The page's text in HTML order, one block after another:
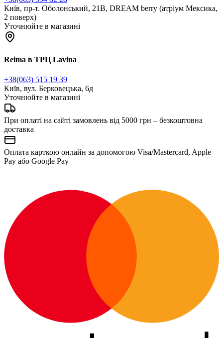
Київ, пр-т. Оболонський, 21В, DREAM berry (атріум Мексика,
2 поверх)
Уточнюйте в магазині
Reima в ТРЦ Lavina
+38(063) 515 19 39
Київ, вул. Берковецька, 6д
Уточнюйте в магазині
При оплаті на сайті замовлень від 5000 грн – безкоштовна
доставка
Оплата карткою онлайн за допомогою Visa/Mastercard, Apple
Pay або Google Pay